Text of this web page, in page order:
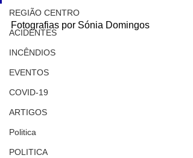
REGIÃO CENTRO
ACIDENTES
INCÊNDIOS
EVENTOS
COVID-19
ARTIGOS
Politica
POLITICA
Fotografias por Sónia Domingos